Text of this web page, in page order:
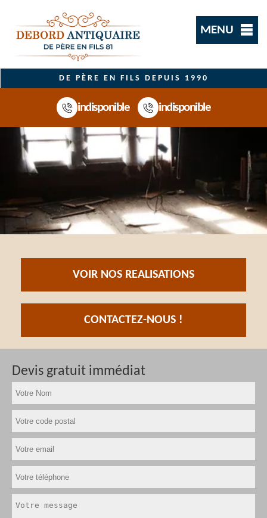
MENU
DE PÈRE EN FILS DEPUIS 1990
indisponible indisponible
VOIR NOS REALISATIONS
CONTACTEZ-NOUS !
Devis gratuit immédiat